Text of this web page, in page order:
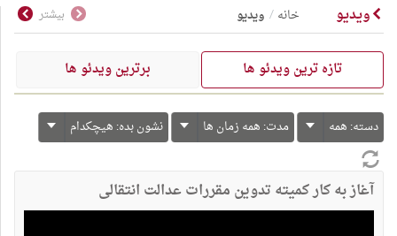
خانه ویدیو ویدیو بیشتر
تازه ترین ویدئو ها برترین ویدئو ها
دسته: همه مدت: همه زمان ها نشون بده: هیچکدام
آغاز به کار کمیته‌ تدوین مقررات عدالت انتقالی